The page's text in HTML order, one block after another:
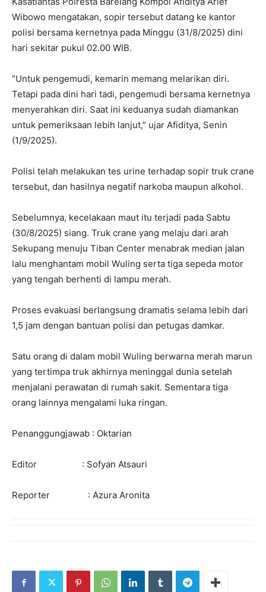
Wibowo mengatakan, sopir tersebut datang ke kantor
polisi bersama kernetnya pada Minggu (31/8/2025) dini
hari sekitar pukul 02.00 WIB.
“Untuk pengemudi, kemarin memang melarikan diri.
Tetapi pada dini hari tadi, pengemudi bersama kernetnya
menyerahkan diri. Saat ini keduanya sudah diamankan
untuk pemeriksaan lebih lanjut,” ujar Afiditya, Senin
(1/9/2025).
Polisi telah melakukan tes urine terhadap sopir truk crane
tersebut, dan hasilnya negatif narkoba maupun alkohol.
Sebelumnya, kecelakaan maut itu terjadi pada Sabtu
(30/8/2025) siang. Truk crane yang melaju dari arah
Sekupang menuju Tiban Center menabrak median jalan
lalu menghantam mobil Wuling serta tiga sepeda motor
yang tengah berhenti di lampu merah.
Proses evakuasi berlangsung dramatis selama lebih dari
1,5 jam dengan bantuan polisi dan petugas damkar.
Satu orang di dalam mobil Wuling berwarna merah marun
yang tertimpa truk akhirnya meninggal dunia setelah
menjalani perawatan di rumah sakit. Sementara tiga
orang lainnya mengalami luka ringan.
Penanggungjawab : Oktarian
Editor : Sofyan Atsauri
Reporter : Azura Aronita